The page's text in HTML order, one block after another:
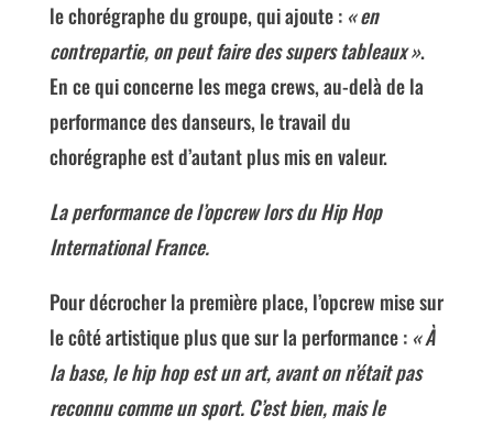
le chorégraphe du groupe, qui ajoute :« en
contrepartie, on peut faire des supers tableaux ».
En ce qui concerne les mega crews, au-delà de la
performance des danseurs, le travail du
chorégraphe est d’autant plus mis en valeur.
La performance de l’opcrew lors du Hip Hop
International France.
Pour décrocher la première place, l’opcrew mise sur
le côté artistique plus que sur la performance : « À
la base, le hip hop est un art, avant on n’était pas
reconnu comme un sport. C’est bien, mais le